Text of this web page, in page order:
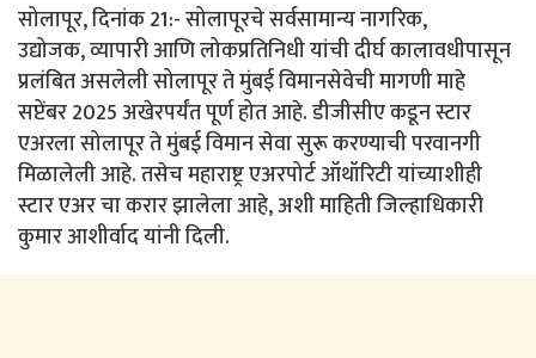
सोलापूर, दिनांक 21:- सोलापूरचे सर्वसामान्य नागरिक,
उद्योजक, व्यापारी आणि लोकप्रतिनिधी यांची दीर्घ कालावधीपासून
प्रलंबित असलेली सोलापूर ते मुंबई विमानसेवेची मागणी माहे
सप्टेंबर 2025 अखेरपर्यंत पूर्ण होत आहे. डीजीसीए कडून स्टार
एअरला सोलापूर ते मुंबई विमान सेवा सुरू करण्याची परवानगी
मिळालेली आहे. तसेच महाराष्ट्र एअरपोर्ट ऑथॉरिटी यांच्याशीही
स्टार एअर चा करार झालेला आहे, अशी माहिती जिल्हाधिकारी
कुमार आशीर्वाद यांनी दिली.